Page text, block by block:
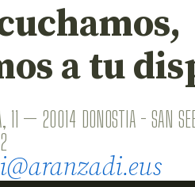
a tu
11 — 20014 DONOSTIA - SAN